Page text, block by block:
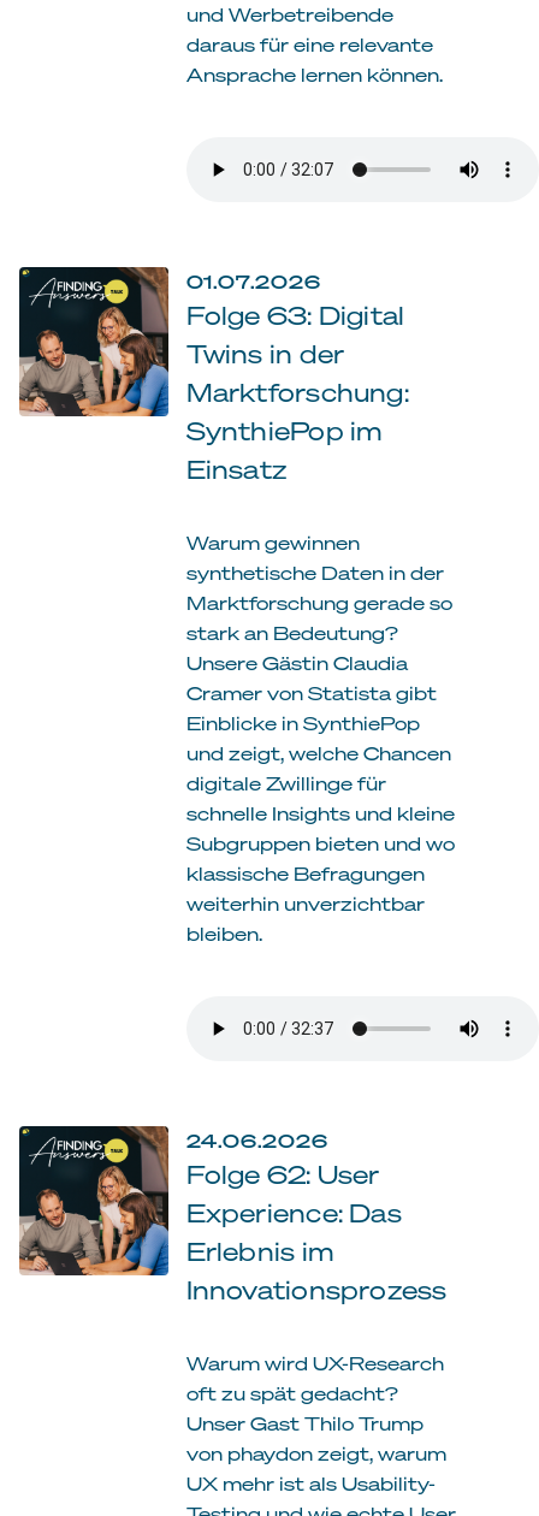
und Werbetreibende
daraus für eine relevante
Ansprache lernen können.
01.07.2026
Folge 63: Digital
Twins in der
Marktforschung:
SynthiePop im
Einsatz
Warum gewinnen
synthetische Daten in der
Marktforschung gerade so
stark an Bedeutung?
Unsere Gästin Claudia
Cramer von Statista gibt
Einblicke in SynthiePop
und zeigt, welche Chancen
digitale Zwillinge für
schnelle Insights und kleine
Subgruppen bieten und wo
klassische Befragungen
weiterhin unverzichtbar
bleiben.
24.06.2026
Folge 62: User
Experience: Das
Erlebnis im
Innovationsprozess
Warum wird UX-Research
oft zu spät gedacht?
Unser Gast Thilo Trump
von phaydon zeigt, warum
UX mehr ist als Usability-